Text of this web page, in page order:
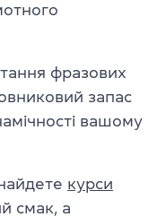
фразових
запас
вашому
курси
смак, а